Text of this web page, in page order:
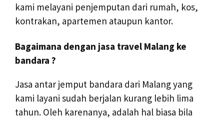
kami melayani penjemputan dari rumah, kos,
kontrakan, apartemen ataupun kantor.
Bagaimana dengan jasa travel Malang ke
bandara ?
Jasa antar jemput bandara dari Malang yang
kami layani sudah berjalan kurang lebih lima
tahun. Oleh karenanya, adalah hal biasa bila